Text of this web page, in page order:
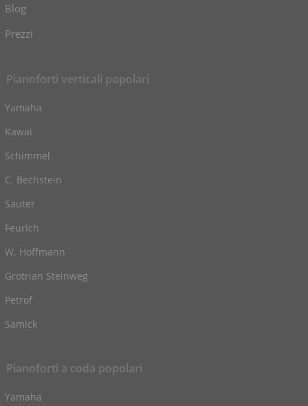
Blog
Prezzi
Pianoforti verticali popolari
Yamaha
Kawai
Schimmel
C. Bechstein
Sauter
Feurich
W. Hoffmann
Grotrian Steinweg
Petrof
Samick
Pianoforti a coda popolari
Yamaha